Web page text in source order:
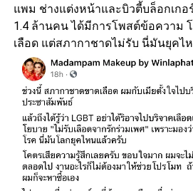
แพม ช่างแต่งหน้าและบิวตี้บล็อกเก
1.4 ล้านคน ได้มีการโพสต์ข้อความ
เลือด แต่สภากาชาดไม่รับ นี่มันยุคไ